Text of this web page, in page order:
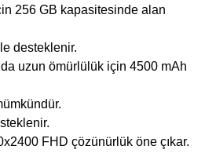
256 GB kapasitesinde alan
desteklenir.
uzun ömürlülük için 4500 mAh
FHD çözünürlük öne çıkar.